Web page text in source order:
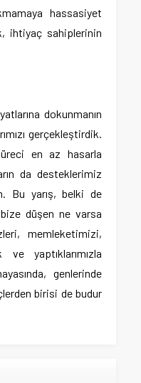
hassasiyet
ihtiyaç sahiplerinin
dokunmanın
gerçekleştirdik.
en az hasarla
da desteklerimiz
Bu yarış, belki de
bize düşen ne varsa
memleketimizi,
yaptıklarımızla
genlerinde
birisi de budur